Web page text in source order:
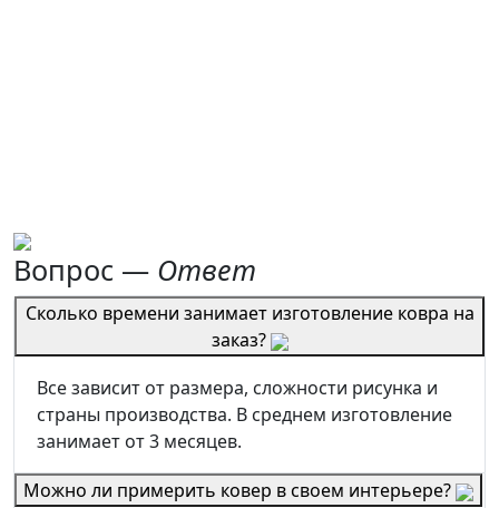
Вопрос — Ответ
Сколько времени занимает изготовление ковра на
заказ?
Все зависит от размера, сложности рисунка и
страны производства. В среднем изготовление
занимает от 3 месяцев.
Можно ли примерить ковер в своем интерьере?